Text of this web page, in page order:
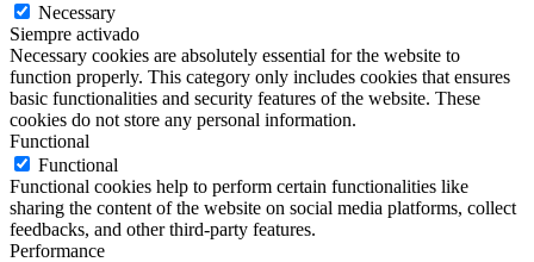
Necessary
Siempre activado
Necessary cookies are absolutely essential for the website to
function properly. This category only includes cookies that ensures
basic functionalities and security features of the website. These
cookies do not store any personal information.
Functional
Functional
Functional cookies help to perform certain functionalities like
sharing the content of the website on social media platforms, collect
feedbacks, and other third-party features.
Performance